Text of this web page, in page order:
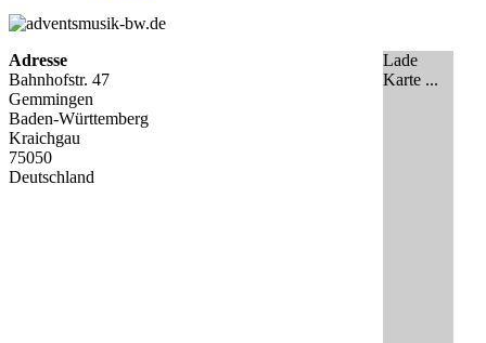
Lade
Karte ...
Adresse
Bahnhofstr. 47
Gemmingen
Baden-Württemberg
Kraichgau
75050
Deutschland